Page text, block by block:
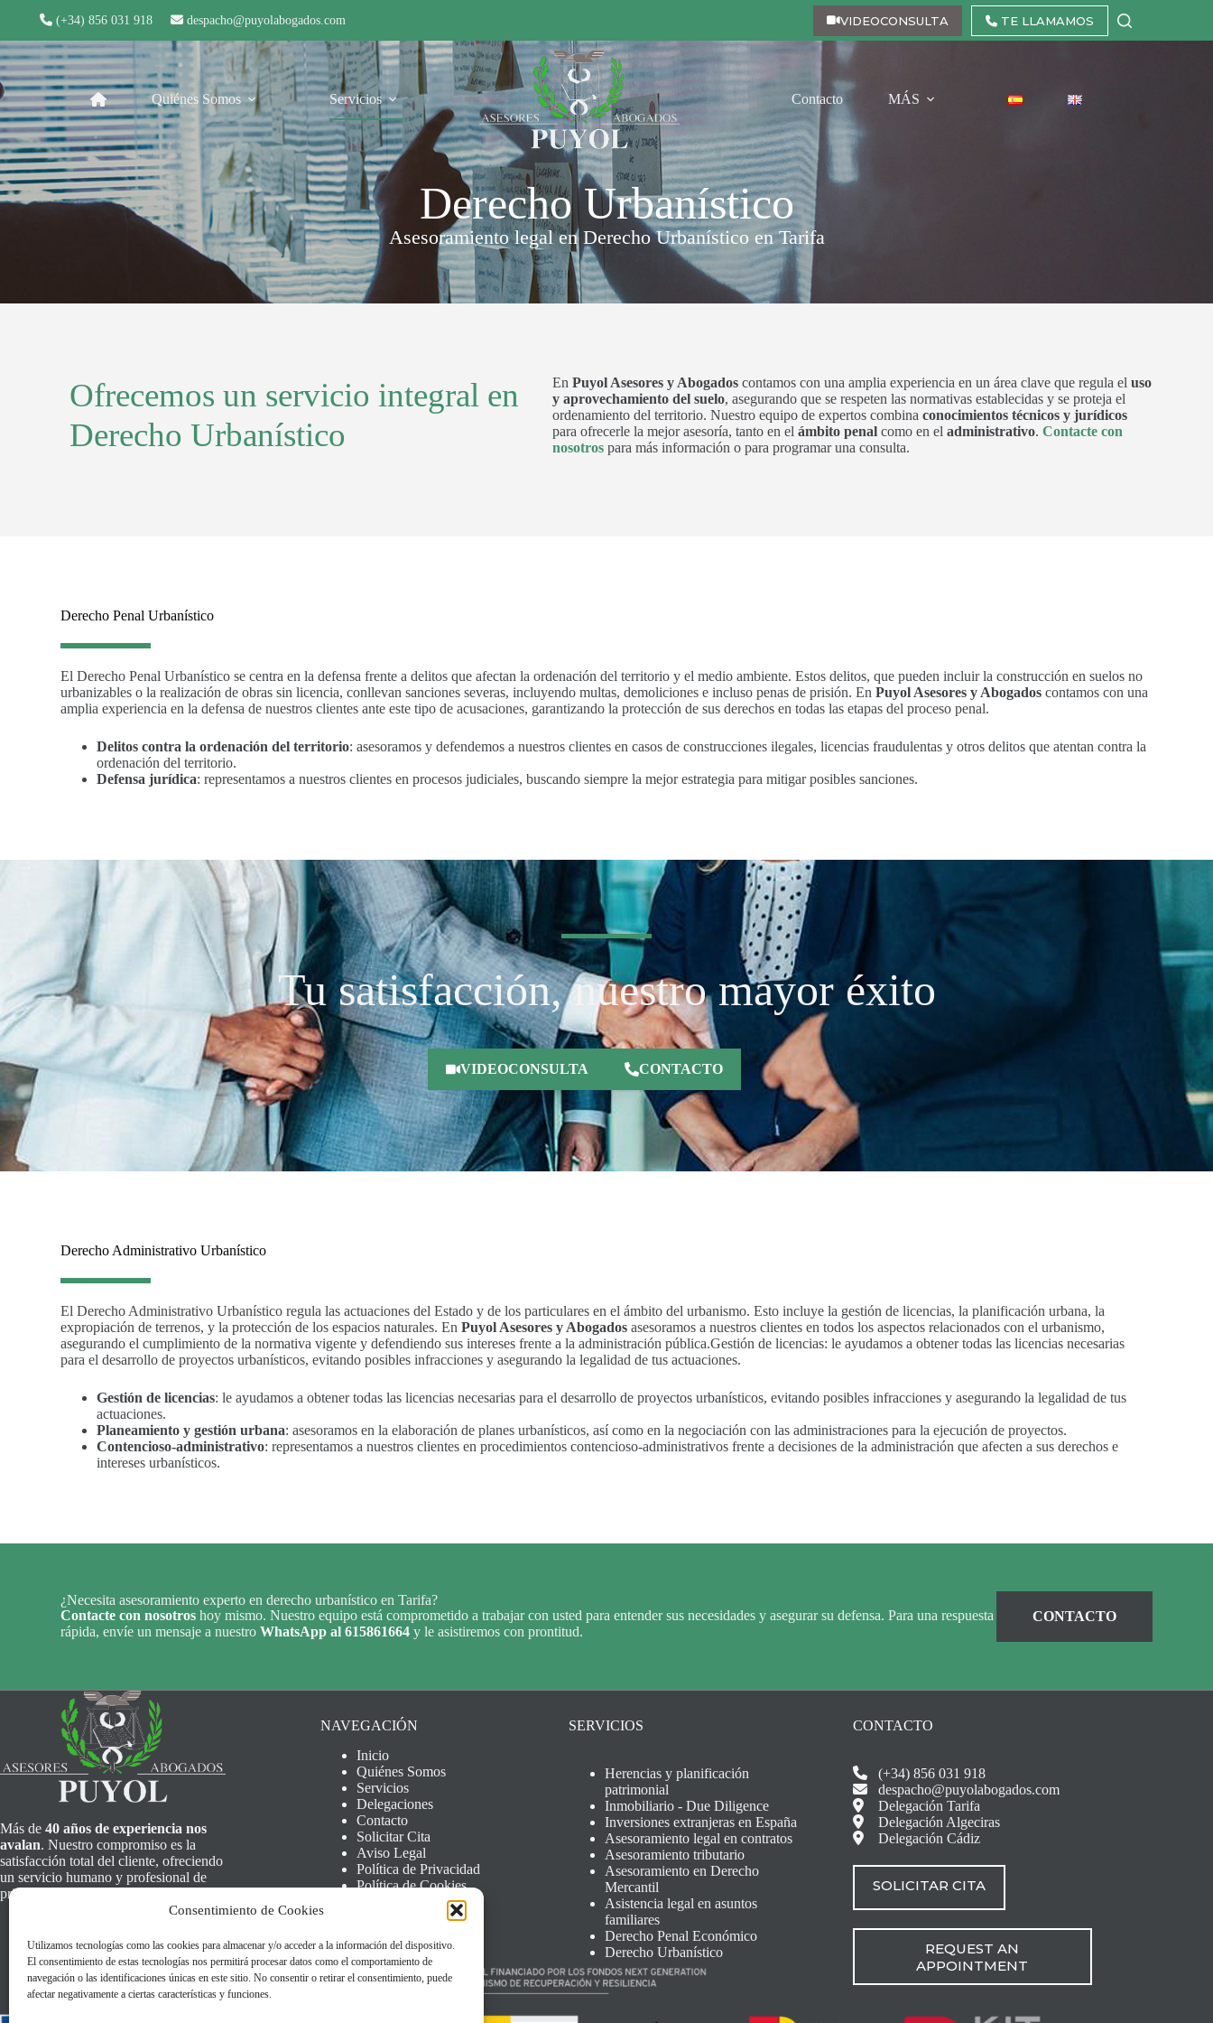
Consentimiento de Cookies
Utilizamos tecnologías como las cookies para almacenar y/o acceder a la información del dispositivo.
El consentimiento de estas tecnologías nos permitirá procesar datos como el comportamiento de
navegación o las identificaciones únicas en este sitio. No consentir o retirar el consentimiento, puede
afectar negativamente a ciertas características y funciones.
(+34) 856 031 918 despacho@puyolabogados.com VIDEOCONSULTA TE LLAMAMOS
Quiénes Somos Servicios Contacto MÁS
Derecho Urbanístico
Asesoramiento legal en Derecho Urbanístico en Tarifa
Ofrecemos un servicio integral en
Derecho Urbanístico
En Puyol Asesores y Abogadoscontamos con una amplia experiencia en un área clave que regula el uso
y aprovechamiento del suelo, asegurando que se respeten las normativas establecidas y se proteja el
ordenamiento del territorio. Nuestro equipo de expertos combina conocimientos técnicos y jurídicos
para ofrecerle la mejor asesoría, tanto en el ámbito penalcomo en el administrativo. Contacte con
nosotrospara más información o para programar una consulta.
Derecho Penal Urbanístico
El Derecho Penal Urbanístico se centra en la defensa frente a delitos que afectan la ordenación del territorio y el medio ambiente. Estos delitos, que pueden incluir la construcción en suelos no
urbanizables o la realización de obras sin licencia, conllevan sanciones severas, incluyendo multas, demoliciones e incluso penas de prisión. EnPuyol Asesores y Abogados contamos con una
amplia experiencia en la defensa de nuestros clientes ante este tipo de acusaciones, garantizando la protección de sus derechos en todas las etapas del proceso penal.
Delitos contra la ordenación del territorio: asesoramos y defendemos a nuestros clientes en casos de construcciones ilegales, licencias fraudulentas y otros delitos que atentan contra la
ordenación del territorio.
Defensa jurídica: representamos a nuestros clientes en procesos judiciales, buscando siempre la mejor estrategia para mitigar posibles sanciones.
Tu satisfacción, nuestro mayor éxito
VIDEOCONSULTA CONTACTO
Derecho Administrativo Urbanístico
El Derecho Administrativo Urbanístico regula las actuaciones del Estado y de los particulares en el ámbito del urbanismo. Esto incluye la gestión de licencias, la planificación urbana, la
expropiación de terrenos, y la protección de los espacios naturales. EnPuyol Asesores y Abogados asesoramos a nuestros clientes en todos los aspectos relacionados con el urbanismo,
asegurando el cumplimiento de la normativa vigente y defendiendo sus intereses frente a la administración pública.Gestión de licencias: le ayudamos a obtener todas las licencias necesarias
para el desarrollo de proyectos urbanísticos, evitando posibles infracciones y asegurando la legalidad de tus actuaciones.
Gestión de licencias: le ayudamos a obtener todas las licencias necesarias para el desarrollo de proyectos urbanísticos, evitando posibles infracciones y asegurando la legalidad de tus
actuaciones.
Planeamiento y gestión urbana: asesoramos en la elaboración de planes urbanísticos, así como en la negociación con las administraciones para la ejecución de proyectos.
Contencioso-administrativo: representamos a nuestros clientes en procedimientos contencioso-administrativos frente a decisiones de la administración que afecten a sus derechos e
intereses urbanísticos.
¿Necesita asesoramiento experto en derecho urbanístico en Tarifa?
Contacte con nosotros hoy mismo. Nuestro equipo está comprometido a trabajar con usted para entender sus necesidades y asegurar su defensa. Para una respuesta
rápida, envíe un mensaje a nuestroWhatsApp al 615861664 y le asistiremos con prontitud.
CONTACTO
Más de 40 años de experiencia nos
avalan. Nuestro compromiso es la
satisfacción total del cliente, ofreciendo
un servicio humano y profesional de
primera categoría.
NAVEGACIÓN
Inicio
Quiénes Somos
Servicios
Delegaciones
Contacto
Solicitar Cita
Aviso Legal
Política de Privacidad
Política de Cookies
SERVICIOS
Herencias y planificación
patrimonial
Inmobiliario - Due Diligence
Inversiones extranjeras en España
Asesoramiento legal en contratos
Asesoramiento tributario
Asesoramiento en Derecho
Mercantil
Asistencia legal en asuntos
familiares
Derecho Penal Económico
Derecho Urbanístico
CONTACTO
(+34) 856 031 918
despacho@puyolabogados.com
Delegación Tarifa
Delegación Algeciras
Delegación Cádiz
SOLICITAR CITA
REQUEST AN
APPOINTMENT